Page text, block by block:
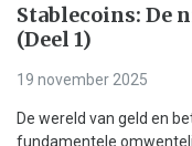
Stablecoins: De
(Deel 1)
19 november 2025
De wereld van geld en
fundamentele